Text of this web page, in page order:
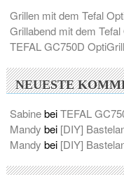
Grillen mit dem Tefal
Grillabend mit dem Tefal
TEFAL GC750D
NEUESTE
SabinebeiTEFAL
Mandy bei [DIY]
Mandy bei [DIY]